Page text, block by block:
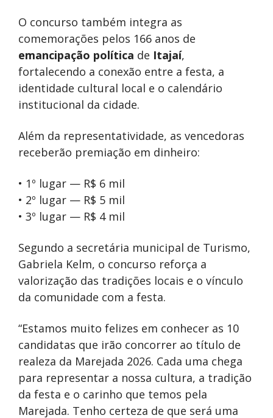
O concurso também integra as
comemorações pelos 166 anos de
emancipação política de Itajaí,
fortalecendo a conexão entre a festa, a
identidade cultural local e o calendário
institucional da cidade.
Além da representatividade, as vencedoras
receberão premiação em dinheiro:
• 1º lugar — R$ 6 mil
• 2º lugar — R$ 5 mil
• 3º lugar — R$ 4 mil
Segundo a secretária municipal de Turismo,
Gabriela Kelm, o concurso reforça a
valorização das tradições locais e o vínculo
da comunidade com a festa.
“Estamos muito felizes em conhecer as 10
candidatas que irão concorrer ao título de
realeza da Marejada 2026. Cada uma chega
para representar a nossa cultura, a tradição
da festa e o carinho que temos pela
Marejada. Tenho certeza de que será uma